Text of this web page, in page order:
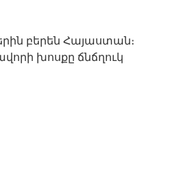
բերեն Հայաստան։
խոսքը ճնճղուկ